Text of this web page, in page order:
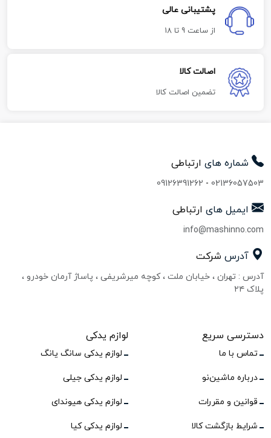
پشتیبانی عالی
از ساعت 9 تا 18
اصالت کالا
تضمین اصالت کالا
شماره های ارتباطی
02136057503
-
09126391262
ایمیل های ارتباطی
info@mashinno.com
آدرس شرکت
آدرس : تهران ، خیابان ملت ، کوچه میرشریفی ، پاساژ آرمان خودرو ،
پلاک ۲۴
دسترسی سریع
تماس با ما
درباره ماشین‌نو
قوانین و مقررات
شرایط بازگشت کالا
لوازم یدکی
لوازم یدکی سانگ یانگ
لوازم یدکی جیلی
لوازم یدکی هیوندای
لوازم یدکی کیا